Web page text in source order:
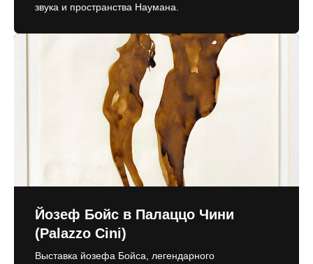
звука и пространства Наумана.
Йозеф Бойс в Палаццо Чини
(Palazzo Cini)
Выставка йозефа Бойса, легендарного